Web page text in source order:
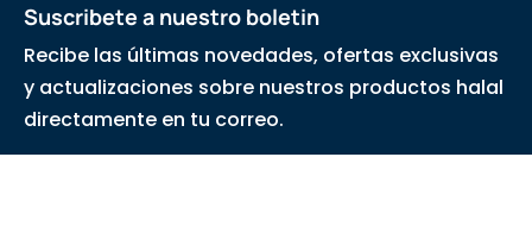
Suscribete a nuestro boletin
Recibe las últimas novedades, ofertas exclusivas
y actualizaciones sobre nuestros productos halal
directamente en tu correo.